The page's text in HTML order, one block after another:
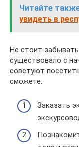
Читайте
увидеть в
Не стоит
существовало с
советуют
сможете:
Заказать